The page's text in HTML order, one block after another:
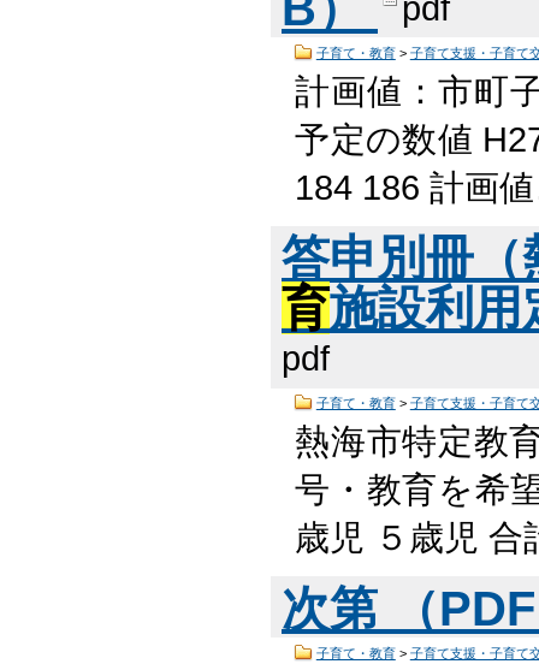
子育て・教育> 子育て支援・子育て
計画値：市町
予定の数値
184 186 計画
答申別冊（
育施設利用
pdf
子育て・教育> 子育て支援・子育て
熱海市特定教
号・教育を希
歳児 ５歳児
次第 （
子育て・教育> 子育て支援・子育て